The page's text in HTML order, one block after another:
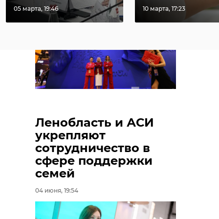
05 марта, 19:46 10 марта, 17:23
Ленобласть и АСИ
укрепляют
сотрудничество в
сфере поддержки
семей
04 июня, 19:54
24 июля, 16:41 27 июля, 09:13